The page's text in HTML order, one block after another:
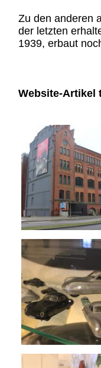
Zu den anderen
der letzten
1939, erbaut
Website-Artikel